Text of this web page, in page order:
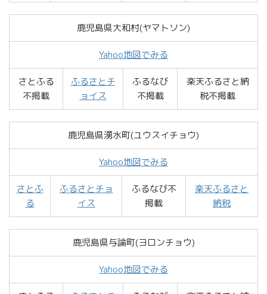
鹿児島県大和村(ヤマトソン)
Yahoo地図でみる
さとふる
不掲載
ふるさとチ
ョイス
ふるなび
不掲載
楽天ふるさと納
税不掲載
鹿児島県湧水町(ユウスイチョウ)
Yahoo地図でみる
さとふ
る
ふるさとチョ
イス
ふるなび不
掲載
楽天ふるさと
納税
鹿児島県与論町(ヨロンチョウ)
Yahoo地図でみる